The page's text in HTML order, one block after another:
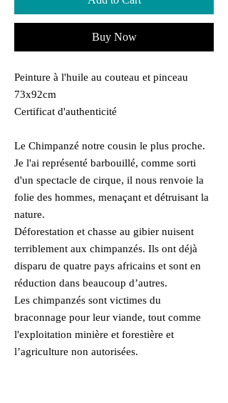
Buy Now
Peinture à l'huile au couteau et pinceau
73x92cm
Certificat d'authenticité
Le Chimpanzé notre cousin le plus proche.
Je l'ai représenté barbouillé, comme sorti
d'un spectacle de cirque, il nous renvoie la
folie des hommes, menaçant et détruisant la
nature.
Déforestation et chasse au gibier nuisent
terriblement aux chimpanzés. Ils ont déjà
disparu de quatre pays africains et sont en
réduction dans beaucoup d’autres.
Les chimpanzés sont victimes du
braconnage pour leur viande, tout comme
l'exploitation minière et forestière et
l’agriculture non autorisées.